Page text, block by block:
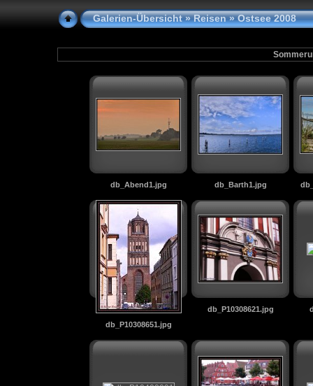
Galerien-Übersicht»Reisen» Ostsee 2008
db_Abend1.jpg db_Barth1.jpg
db_P10308651.jpg
db_P10308621.jpg